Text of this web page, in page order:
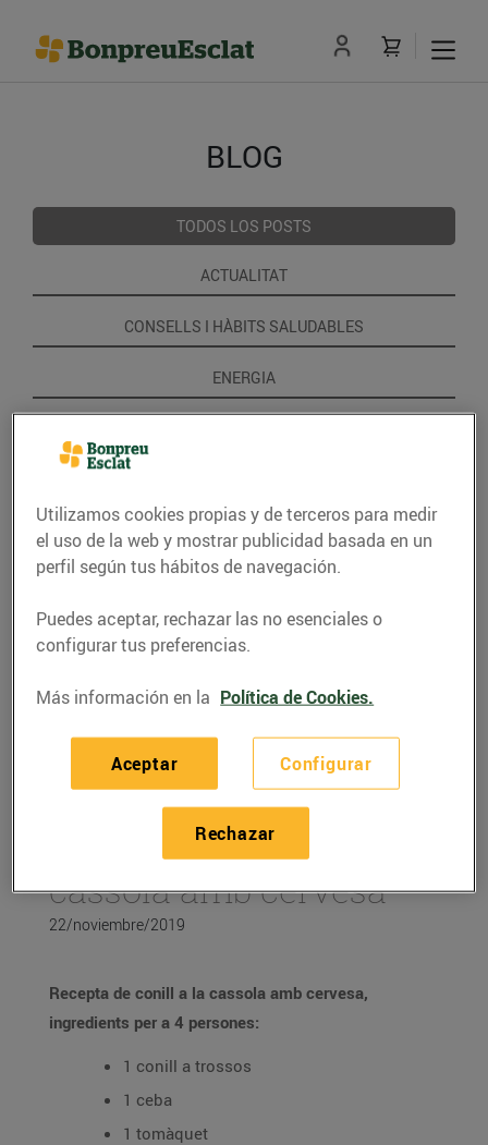
BLOG
TODOS LOS POSTS
ACTUALITAT
CONSELLS I HÀBITS SALUDABLES
ENERGIA
Recepta de conill a la
cassola amb cervesa
22/noviembre/2019
Recepta de conill a la cassola amb cervesa,
ingredients per a 4 persones:
1 conill a trossos
1 ceba
1 tomàquet
Utilizamos cookies propias y de terceros para medir
el uso de la web y mostrar publicidad basada en un
perfil según tus hábitos de navegación.
Puedes aceptar, rechazar las no esenciales o
configurar tus preferencias.
Más información en la Política de Cookies.
Configurar
Rechazar
Aceptar